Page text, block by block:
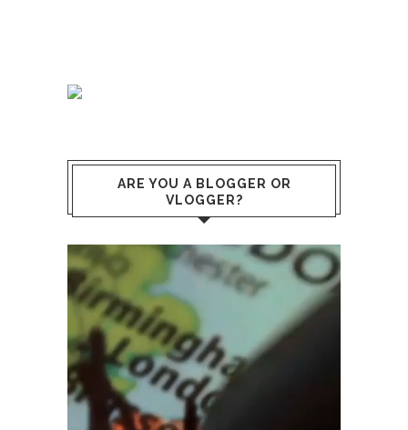
ARE YOU A BLOGGER OR
VLOGGER?
Video
Player